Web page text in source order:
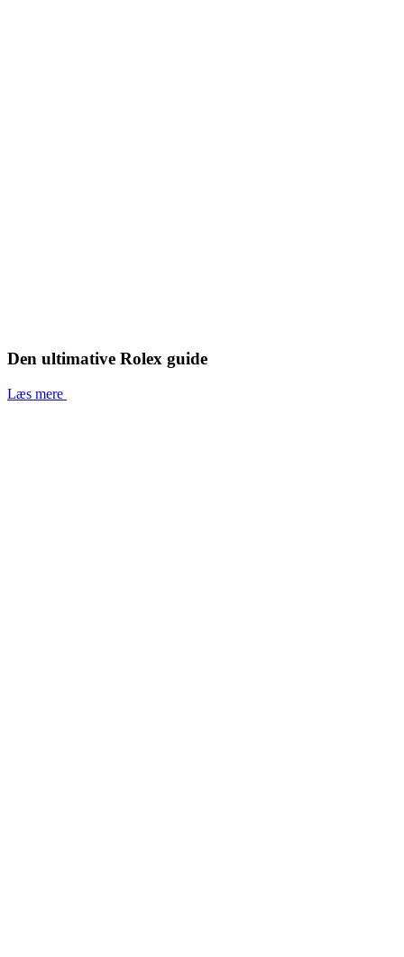
Den ultimative Rolex guide
Læs mere